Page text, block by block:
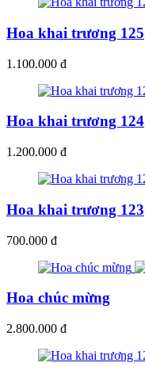
Hoa khai trương 125
1.100.000 đ
Hoa khai trương 124
1.200.000 đ
Hoa khai trương 123
700.000 đ
Hoa chúc mừng
2.800.000 đ